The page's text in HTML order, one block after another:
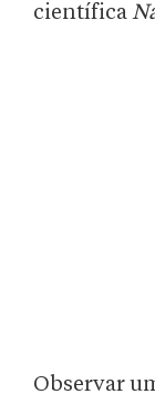
científica
Observar